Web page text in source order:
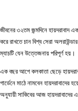
জীবনের ৩২তম জন্মদিনে হায়দরাবাদ
করে রাখতে চান বিশ্ব সেরা
ম্যাচটি যেন উত্তেজনায় পরিপূর্ণ হয়।
এক বছর আগে কলকাতা ছেড়ে
গার্ডেনে মাঠে নামবেন
অনুযায়ী সাকিবের আজ হায়দরাবাদের